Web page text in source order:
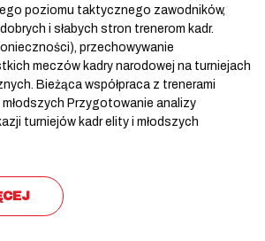
poziomu taktycznego zawodników,
i słabych stron trenerom kadr.
przechowywanie
meczów kadry narodowej na turniejach
Bieżąca współpraca z trenerami
młodszych Przygotowanie analizy
turniejów kadr elity i młodszych